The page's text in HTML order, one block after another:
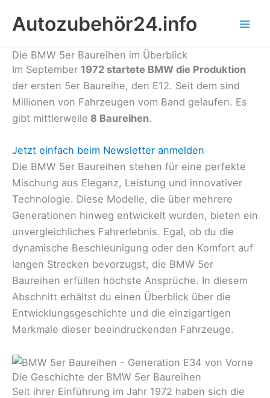
InhaltAutozubehör24.info
Die BMW 5er Baureihen im Überblick
Im September 1972 startete BMW die Produktion
der ersten 5er Baureihe, den E12. Seit dem sind
Millionen von Fahrzeugen vom Band gelaufen. Es
gibt mittlerweile 8 Baureihen.
Jetzt einfach beim Newsletter anmelden
Die BMW 5er Baureihen stehen für eine perfekte
Mischung aus Eleganz, Leistung und innovativer
Technologie. Diese Modelle, die über mehrere
Generationen hinweg entwickelt wurden, bieten ein
unvergleichliches Fahrerlebnis. Egal, ob du die
dynamische Beschleunigung oder den Komfort auf
langen Strecken bevorzugst, die BMW 5er
Baureihen erfüllen höchste Ansprüche. In diesem
Abschnitt erhältst du einen Überblick über die
Entwicklungsgeschichte und die einzigartigen
Merkmale dieser beeindruckenden Fahrzeuge.
Die Geschichte der BMW 5er Baureihen
Seit ihrer Einführung im Jahr 1972 haben sich die